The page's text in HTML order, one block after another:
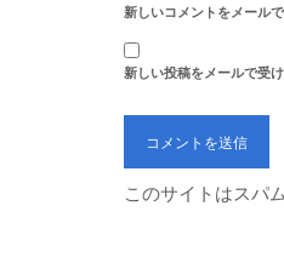
新しいコメントをメール
新しい投稿をメールで受
このサイトはスパ